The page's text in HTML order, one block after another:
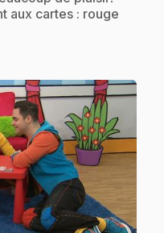
aux cartes : rouge